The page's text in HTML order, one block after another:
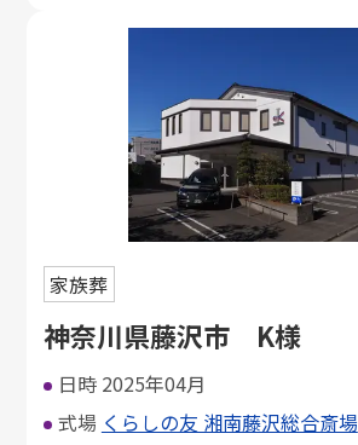
家族葬
神奈川県藤沢市 K様
日時 2025年04月
式場 くらしの友 湘南藤沢総合斎場